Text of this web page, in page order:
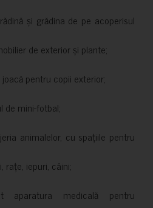
și grădina de pe acoperisul
de exterior și plante;
pentru copii exterior;
de mini-fotbal;
animalelor, cu spațiile pentru
rațe, iepuri, câini;
aparatura medicală pentru